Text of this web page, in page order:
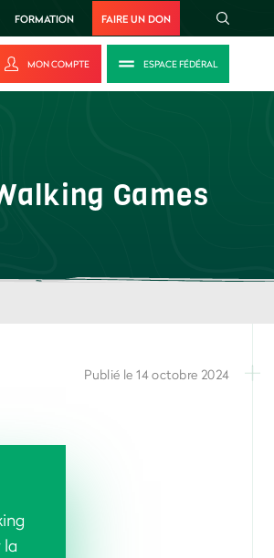
FORMATION FAIRE UN DON
MON COMPTE ESPACE FÉDÉRAL
Games
la
Publié le 14 octobre 2024